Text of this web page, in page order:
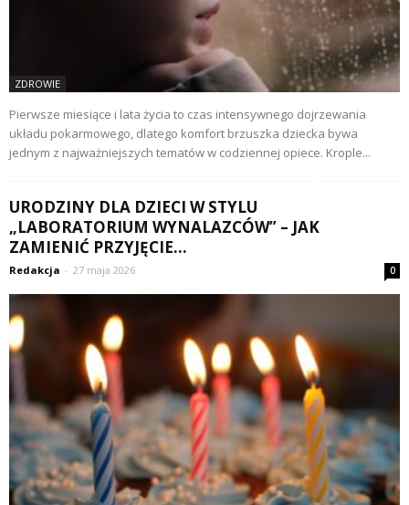
ZDROWIE
Pierwsze miesiące i lata życia to czas intensywnego dojrzewania
układu pokarmowego, dlatego komfort brzuszka dziecka bywa
jednym z najważniejszych tematów w codziennej opiece. Krople...
URODZINY DLA DZIECI W STYLU
„LABORATORIUM WYNALAZCÓW” – JAK
ZAMIENIĆ PRZYJĘCIE...
Redakcja - 27 maja 2026 0